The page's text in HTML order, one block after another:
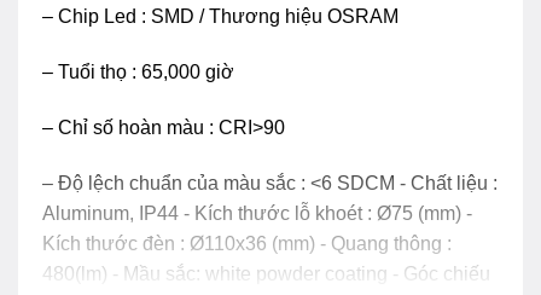
– Chip Led : SMD / Thương hiệu OSRAM
– Tuổi thọ : 65,000 giờ
– Chỉ số hoàn màu : CRI>90
– Độ lệch chuẩn của màu sắc : <6 SDCM - Chất liệu :
Aluminum, IP44 - Kích thước lỗ khoét : Ø75 (mm) -
Kích thước đèn : Ø110x36 (mm) - Quang thông :
480(lm) - Mầu sắc: white powder coating - Góc chiếu